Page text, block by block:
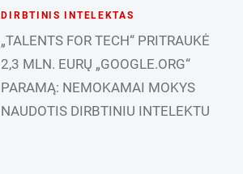
DIRBTINIS INTELEKTAS
„TALENTS FOR TECH“ PRITRAUKĖ
2,3 MLN. EURŲ „GOOGLE.ORG“
PARAMĄ: NEMOKAMAI MOKYS
NAUDOTIS DIRBTINIU INTELEKTU